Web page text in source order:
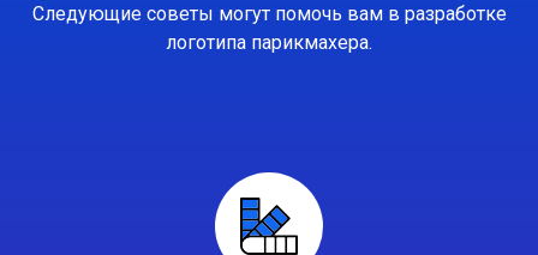
Следующие советы могут помочь вам в разработке
логотипа парикмахера.